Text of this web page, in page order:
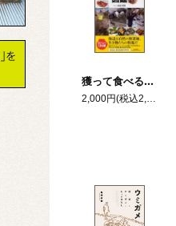
獲って食べる！海辺を食べる図鑑
2,000円(税込2,200円)